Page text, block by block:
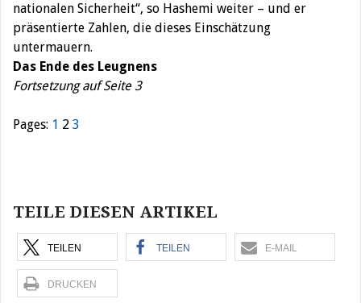
nationalen Sicherheit“, so Hashemi weiter – und er
präsentierte Zahlen, die dieses Einschätzung
untermauern.
Das Ende des Leugnens
Fortsetzung auf Seite 3
Pages: 1 2 3
TEILE DIESEN ARTIKEL
TEILEN TEILEN E-MAIL
DRUCKEN